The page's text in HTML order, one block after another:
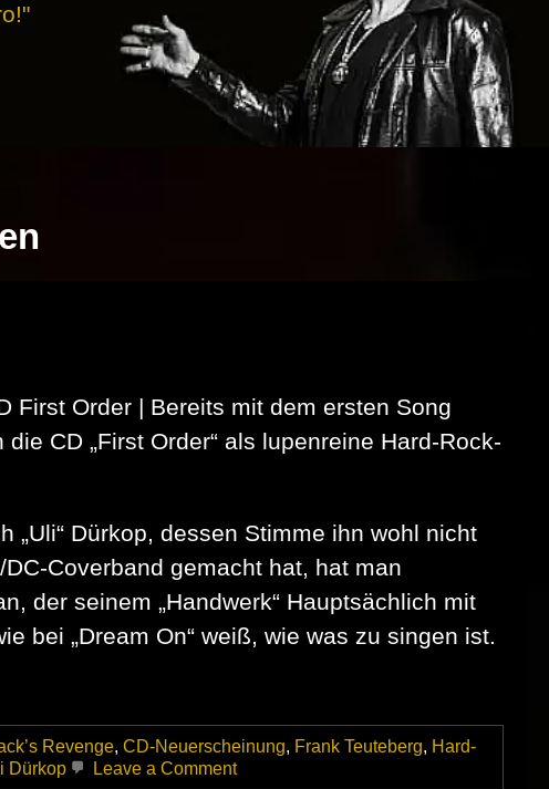
First Order | Bereits mit dem ersten Song
CD „First Order“ als lupenreine Hard-Rock-
„Uli“ Dürkop, dessen Stimme ihn wohl nicht
Coverband gemacht hat, hat man
der seinem „Handwerk“ Hauptsächlich mit
bei „Dream On“ weiß, wie was zu singen ist.
Revenge, CD-Neuerscheinung, Frank Teuteberg, Hard-
Dürkop Leave a Commenton